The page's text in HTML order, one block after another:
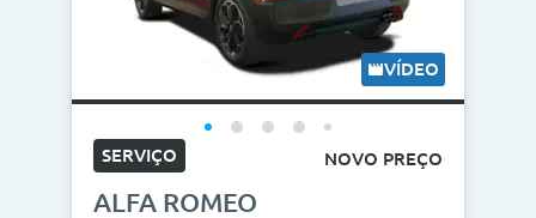
VÍDEO
SERVIÇO NOVO PREÇO
ALFA ROMEO